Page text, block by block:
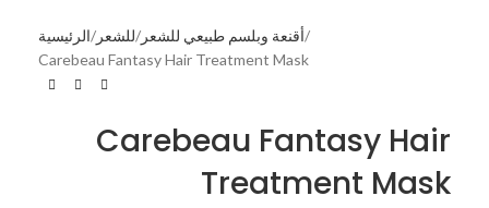
الرئيسية للشعر أقنعة وبلسم طبيعي للشعر
Carebeau Fantasy Hair Treatment Mask
Carebeau Fantasy Hair
Treatment Mask